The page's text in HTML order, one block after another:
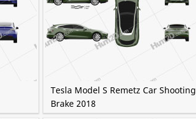
Tesla Model S Remetz Car Shooting
Brake 2018